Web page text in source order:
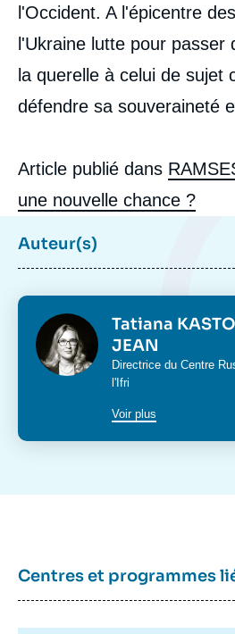
l'Occident. A l'épicentre
l'Ukraine lutte pour passer
la querelle à celui de sujet
défendre sa souveraineté
Article publié dans
une nouvelle chance ?
Auteur(s)
Photo
Tatiana
JEAN
Intitulé
du
Directrice du Centre
l'Ifri
Voir plus
Centres et programmes